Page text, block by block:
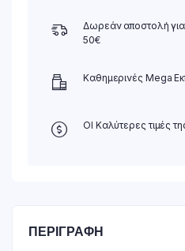
Δωρεάν αποστολή
50€
Καθημερινές Mega
ΟΙ Καλύτερες τιμές
ΠΕΡΙΓΡΑΦΉ